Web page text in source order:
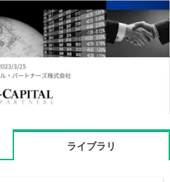
ライブラリ